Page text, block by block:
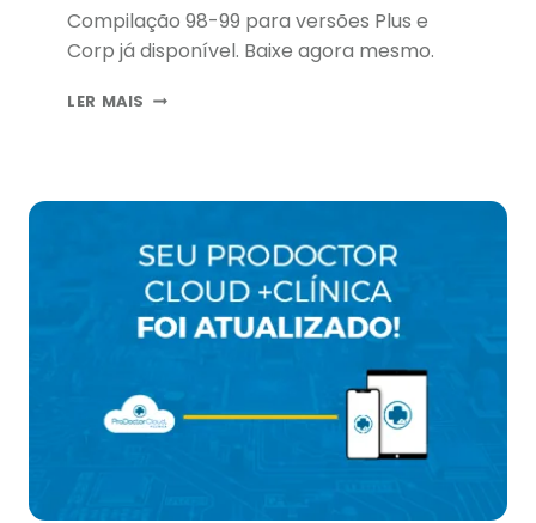
Compilação 98-99 para versões Plus e
Corp já disponível. Baixe agora mesmo.
LER MAIS MAIS
CHEGOU
COM
A
NOVA
TISS
NOVIDADES.
CONFIRA!